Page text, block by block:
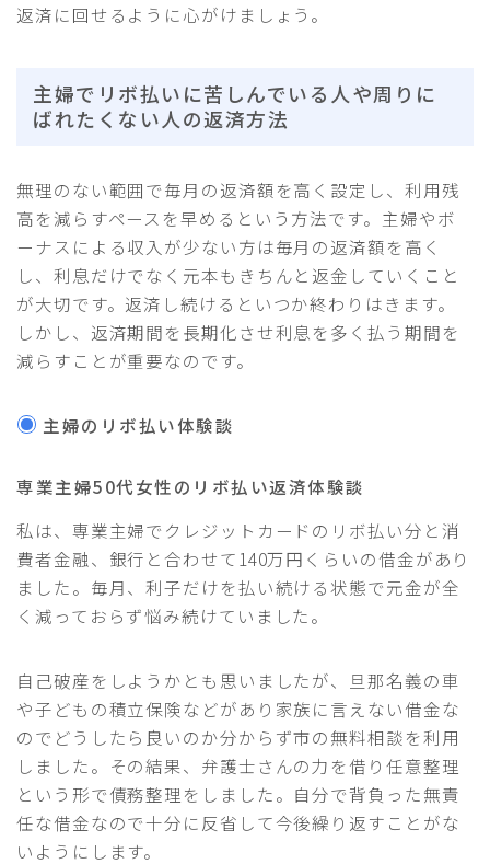
返済に回せるように心がけましょう。
主婦でリボ払いに苦しんでいる人や周りに
ばれたくない人の返済方法
無理のない範囲で毎月の返済額を高く設定し、利用残
高を減らすペースを早めるという方法です。主婦やボ
ーナスによる収入が少ない方は毎月の返済額を高く
し、利息だけでなく元本もきちんと返金していくこと
が大切です。返済し続けるといつか終わりはきます。
しかし、返済期間を長期化させ利息を多く払う期間を
減らすことが重要なのです。
主婦のリボ払い体験談
専業主婦50代女性のリボ払い返済体験談
私は、専業主婦でクレジットカードのリボ払い分と消
費者金融、銀行と合わせて140万円くらいの借金があり
ました。毎月、利子だけを払い続ける状態で元金が全
く減っておらず悩み続けていました。
自己破産をしようかとも思いましたが、旦那名義の車
や子どもの積立保険などがあり家族に言えない借金な
のでどうしたら良いのか分からず市の無料相談を利用
しました。その結果、弁護士さんの力を借り任意整理
という形で債務整理をしました。自分で背負った無責
任な借金なので十分に反省して今後繰り返すことがな
いようにします。